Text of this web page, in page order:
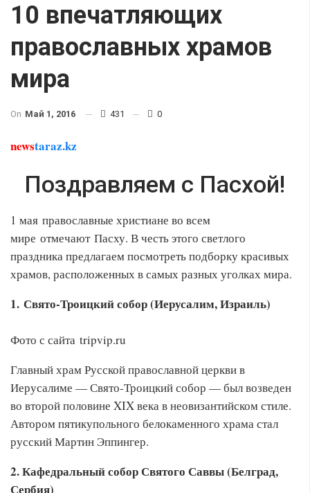
10 впечатляющих
православных храмов
мира
On Май 1, 2016 431 0
newstaraz.kz
Поздравляем с Пасхой!
1 мая православные христиане во всем
мире отмечают Пасху. В честь этого светлого
праздника предлагаем посмотреть подборку красивых
храмов, расположенных в самых разных уголках мира.
1. Свято-Троицкий собор (Иерусалим, Израиль)
Фото с сайта tripvip.ru
Главный храм Русской православной церкви в
Иерусалиме — Свято-Троицкий собор — был возведен
во второй половине XIX века в неовизантийском стиле.
Автором пятикупольного белокаменного храма стал
русский Мартин Эппингер.
2. Кафедральный собор Святого Саввы (Белград,
Сербия)